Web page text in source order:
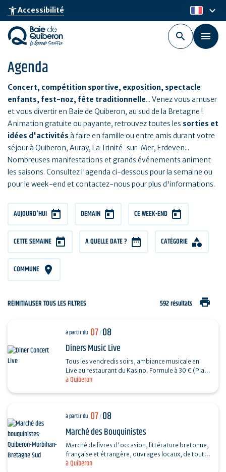
Aller
au
contenu
principal
accessibility_newAccessibilité fr
keyboard_arrow_down
Agenda
Concert, compétition sportive, exposition, spectacle
enfants, fest-noz, fête traditionnelle... Venez vous amuser
et vous divertir en Baie de Quiberon, au sud de la Bretagne !
Animation gratuite ou payante, retrouvez toutes les sorties et
idées d'activités à faire en famille ou entre amis durant votre
séjour à Quiberon, Auray, La Trinité-sur-Mer, Erdeven...
Nombreuses manifestations et grands événements animent
les saisons. Consultez l'agenda ci-dessous pour la semaine ou
pour le week-end et contactez-nous pour plus d'informations.
AUJOURD'HUI DEMAIN CE WEEK-END
CETTE SEMAINE A QUELLE DATE ? CATÉGORIE
COMMUNE
RÉINITIALISER TOUS LES FILTRES 592 résultats print
à Quiberon
à partir du 07/08
Dîners Music Live
Tous les vendredis soirs, ambiance musicale en
Live au restaurant du Kasino. Formule à 30 € (Plat
à Quiberon
à partir du 07/08
Marché des Bouquinistes
Marché de livres d'occasion, littérature bretonne,
française et étrangère, ouvrages locaux, de toutes
les périodes et toutes les collections...